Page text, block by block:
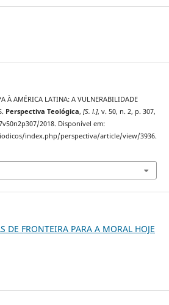
À AMÉRICA LATINA: A VULNERABILIDADE
Perspectiva Teológica, [S. l.], v. 50, n. 2, p. 307,
2018. Disponível em:
index.php/perspectiva/article/view/3936.
FRONTEIRA PARA A MORAL HOJE